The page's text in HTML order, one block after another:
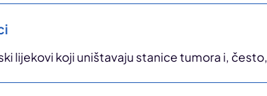
lijekovi koji uništavaju stanice tumora i,